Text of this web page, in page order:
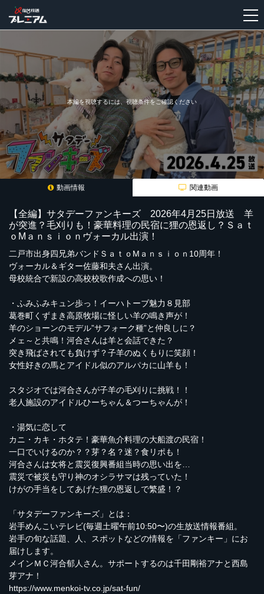
新
規
登
録
本編を視聴するには、視聴条件をご確認ください
動画情報 関連動画
【全編】サタデーファンキーズ 2026年4月25日放送 羊
が突進？毛刈りも！豪華料理の民宿に狸の恩返し？Ｓａｔ
ｏMａｎｓｉｏｎヴォーカル出演！
二戸市出身四兄弟バンドＳａｔｏMａｎｓｉｏｎ10周年！
ヴォーカル＆ギター佐藤和夫さん出演。
母校統合で新設の高校校歌作成への思い！
・ふみふみキュン歩っ！イーハトーブ魅力８見部
葛巻町くずまき高原牧場に怪しい羊の鳴き声が！
羊のショーンのモデル”サフォーク種”と仲良しに？
メェ～と共鳴！河合さんは羊と会話できた？
突き飛ばされても負けず？子羊のぬくもりに笑顔！
女性好きの馬とアイドル似のアルパカに山羊も！
スタジオでは河合さんが子羊の毛刈りに挑戦！！
老人施設のアイドルひーちゃん＆つーちゃんが！
・湯気に恋して
カニ・カキ・ホタテ！豪華魚介料理の大船渡の民宿！
一口でいけるのか？？芽？名？迷？食リポも！
河合さんは女将と震災復興番組当時の思い出を…
震災で被災も守り神のオシラサマは残っていた！
けがの手当をしてあげた狸の恩返しで繁盛！？
「サタデーファンキーズ」とは：
岩手めんこいテレビ(毎週土曜午前10:50〜)の生放送情報番組。
岩手の旬な話題、人、スポットなどの情報を「ファンキー」にお
届けします。
メインＭＣ河合郁人さん。サポートするのは千田剛裕アナと西島
芽アナ！
https://www.menkoi-tv.co.jp/sat-fun/